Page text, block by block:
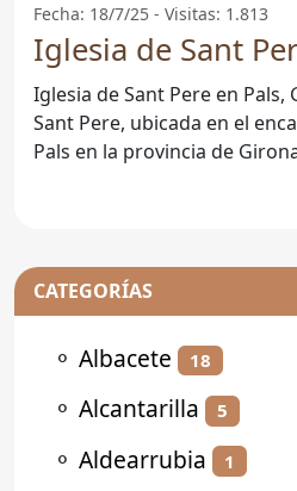
Fecha: 18/7/25 - Visitas: 1.813
Iglesia de Sant
Iglesia de Sant Pere en Pals, Girona La
Sant Pere, ubicada en el
Pals en la provincia de
CATEGORÍAS
⚬ Albacete 18
⚬ Alcantarilla 5
⚬ Aldearrubia 1